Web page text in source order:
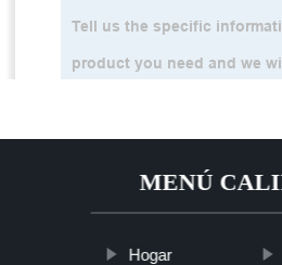
MENÚ
Hogar